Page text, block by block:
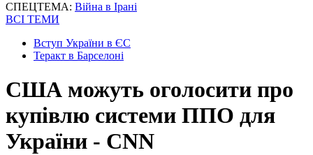
СПЕЦТЕМА: Війна в Ірані
ВСІ ТЕМИ
Вступ України в ЄС
Теракт в Барселоні
США можуть оголосити про
купівлю системи ППО для
України - CNN